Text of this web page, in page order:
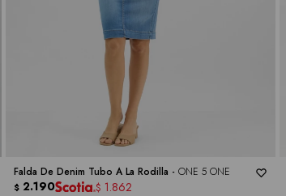
Falda De Denim Tubo A La Rodilla -ONE 5 ONE
$ 2.190 $ 1.862